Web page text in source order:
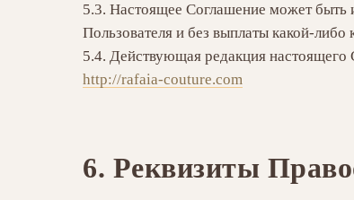
5.3. Настоящее Соглашение может быть
Пользователя и без выплаты какой-либо
5.4. Действующая редакция настоящего
http://rafaia-couture.com
6. Реквизиты